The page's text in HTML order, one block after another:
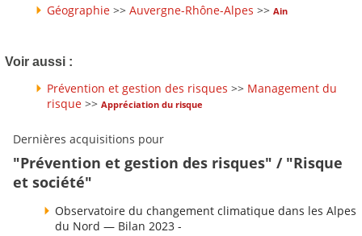
Géographie >> Auvergne-Rhône-Alpes >> Ain
Voir aussi :
Prévention et gestion des risques >> Management du
risque >> Appréciation du risque
Dernières acquisitions pour
"Prévention et gestion des risques" / "Risque
et société"
Observatoire du changement climatique dans les Alpes
du Nord — Bilan 2023 -